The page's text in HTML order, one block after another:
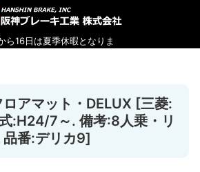
アマット・DELUX [三菱:
:H24/7～. 備考:8人乗・リ
品番:デリカ9]